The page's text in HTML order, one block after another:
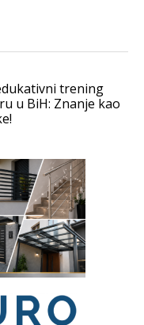
trening
u BiH: Znanje kao